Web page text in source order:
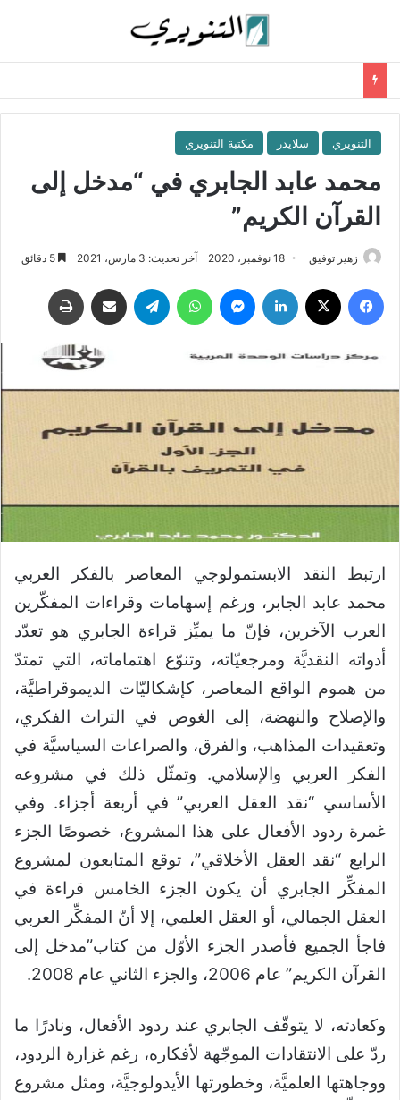
التنويري سلايدر مكتبة التنويري
محمد عابد الجابري في “مدخل إلى
القرآن الكريم”
زهير توفيق 18 نوفمبر، 2020 آخر تحديث: 3 مارس، 2021
ارتبط النقد الابستمولوجي المعاصر بالفكر العربي
محمد عابد الجابر، ورغم إسهامات وقراءات المفكّرين
العرب الآخرين، فإنّ ما يميِّز قراءة الجابري هو تعدّد
أدواته النقديَّة ومرجعيّاته، وتنوّع اهتماماته، التي تمتدّ
من هموم الواقع المعاصر، كإشكاليّات الديموقراطيَّة،
والإصلاح والنهضة، إلى الغوص في التراث الفكري،
وتعقيدات المذاهب، والفرق، والصراعات السياسيَّة في
الفكر العربي والإسلامي. وتمثّل ذلك في مشروعه
الأساسي “نقد العقل العربي” في أربعة أجزاء. وفي
غمرة ردود الأفعال على هذا المشروع، خصوصًا الجزء
الرابع “نقد العقل الأخلاقي”، توقع المتابعون لمشروع
المفكِّر الجابري أن يكون الجزء الخامس قراءة في
العقل الجمالي، أو العقل العلمي، إلا أنّ المفكِّر العربي
فاجأ الجميع فأصدر الجزء الأوّل من كتاب”مدخل إلى
القرآن الكريم” عام 2006، والجزء الثاني عام 2008.
وكعادته، لا يتوقّف الجابري عند ردود الأفعال، ونادرًا ما
ردّ على الانتقادات الموجّهة لأفكاره، رغم غزارة الردود،
ووجاهتها العلميَّة، وخطورتها الأيدولوجيَّة، ومثل مشروع